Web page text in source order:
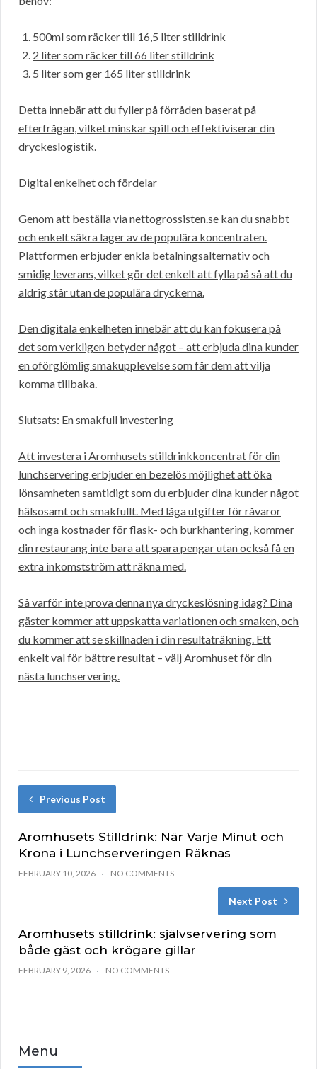
500ml som räcker till 16,5 liter stilldrink
2 liter som räcker till 66 liter stilldrink
5 liter som ger 165 liter stilldrink
Detta innebär att du fyller på förråden baserat på
efterfrågan, vilket minskar spill och effektiviserar din
dryckeslogistik.
Digital enkelhet och fördelar
Genom att beställa via nettogrossisten.se kan du snabbt
och enkelt säkra lager av de populära koncentraten.
Plattformen erbjuder enkla betalningsalternativ och
smidig leverans, vilket gör det enkelt att fylla på så att du
aldrig står utan de populära dryckerna.
Den digitala enkelheten innebär att du kan fokusera på
det som verkligen betyder något – att erbjuda dina kunder
en oförglömlig smakupplevelse som får dem att vilja
komma tillbaka.
Slutsats: En smakfull investering
Att investera i Aromhusets stilldrinkkoncentrat för din
lunchservering erbjuder en bezelös möjlighet att öka
lönsamheten samtidigt som du erbjuder dina kunder något
hälsosamt och smakfullt. Med låga utgifter för råvaror
och inga kostnader för flask- och burkhantering, kommer
din restaurang inte bara att spara pengar utan också få en
extra inkomstström att räkna med.
Så varför inte prova denna nya dryckeslösning idag? Dina
gäster kommer att uppskatta variationen och smaken, och
du kommer att se skillnaden i din resultaträkning. Ett
enkelt val för bättre resultat – välj Aromhuset för din
nästa lunchservering.
Previous Post
Aromhusets Stilldrink: När Varje Minut och
Krona i Lunchserveringen Räknas
FEBRUARY 10, 2026 NO COMMENTS
Next Post
Aromhusets stilldrink: självservering som
både gäst och krögare gillar
FEBRUARY 9, 2026 NO COMMENTS
Menu